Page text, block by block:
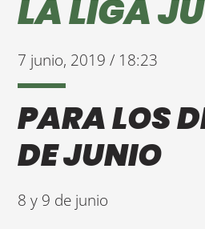
LA LIGA
7 junio, 2019 / 18:23
PARA LOS
DE JUNIO
8 y 9 de junio